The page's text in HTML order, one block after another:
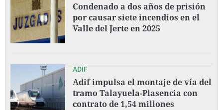
Condenado a dos años de prisión
por causar siete incendios en el
Valle del Jerte en 2025
ADIF
Adif impulsa el montaje de vía del
tramo Talayuela-Plasencia con
contrato de 1,54 millones